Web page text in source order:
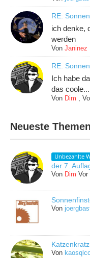
RE:
ich denke,
werden
VonJaninez
RE:
Ich habe
das coole...
Von Dim ,
Neueste Themen
Unbezahlte
der 7.
Von Dim Vor
Von
Von